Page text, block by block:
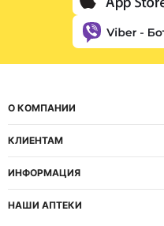
О КОМПАНИИ
КЛИЕНТАМ
ИНФОРМАЦИЯ
НАШИ АПТЕКИ